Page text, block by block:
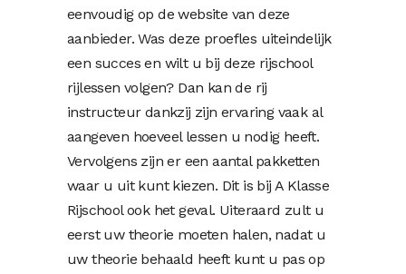
eenvoudig op de website van deze
aanbieder. Was deze proefles uiteindelijk
een succes en wilt u bij deze rijschool
rijlessen volgen? Dan kan de rij
instructeur dankzij zijn ervaring vaak al
aangeven hoeveel lessen u nodig heeft.
Vervolgens zijn er een aantal pakketten
waar u uit kunt kiezen. Dit is bij A Klasse
Rijschool ook het geval. Uiteraard zult u
eerst uw theorie moeten halen, nadat u
uw theorie behaald heeft kunt u pas op